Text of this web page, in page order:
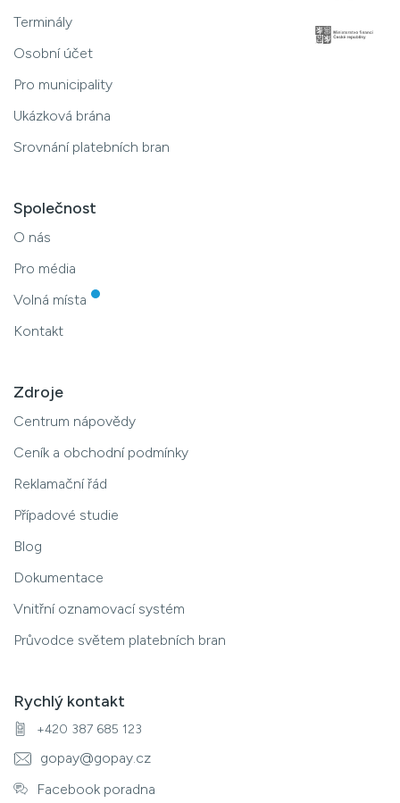
Terminály
Osobní účet
Pro municipality
Ukázková brána
Srovnání platebních bran
Společnost
O nás
Pro média
Volná místa
Kontakt
Zdroje
Centrum nápovědy
Ceník a obchodní podmínky
Reklamační řád
Případové studie
Blog
Dokumentace
Vnitřní oznamovací systém
Průvodce světem platebních bran
Rychlý kontakt
+420 387 685 123
gopay@gopay.cz
Facebook poradna